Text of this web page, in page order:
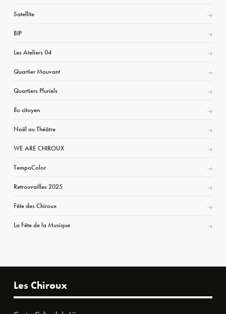
Satellite
BIP
Les Ateliers 04
Quartier Mouvant
Quartiers Pluriels
Ilo citoyen
Noël au Théâtre
WE ARE CHIROUX
TempoColor
Retrouvailles 2025
Fête des Chiroux
La Fête de la Musique
Les Chiroux